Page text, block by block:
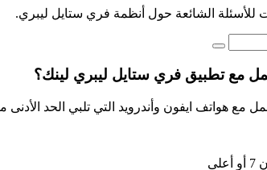
للأسئلة الشائعة حول أنظمة فري ستايل ليبري.
مع تطبيق فري ستايل ليبري لينك؟
مع هواتف ايفون وأندرويد التي تلبي الحد